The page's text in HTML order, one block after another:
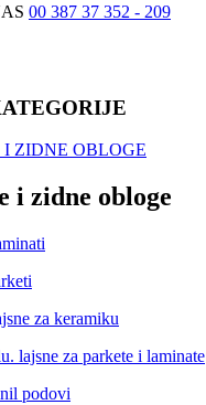
00 387 37 352 - 209
I ZIDNE OBLOGE
i zidne obloge
za keramiku
lajsne za parkete i laminate
podovi